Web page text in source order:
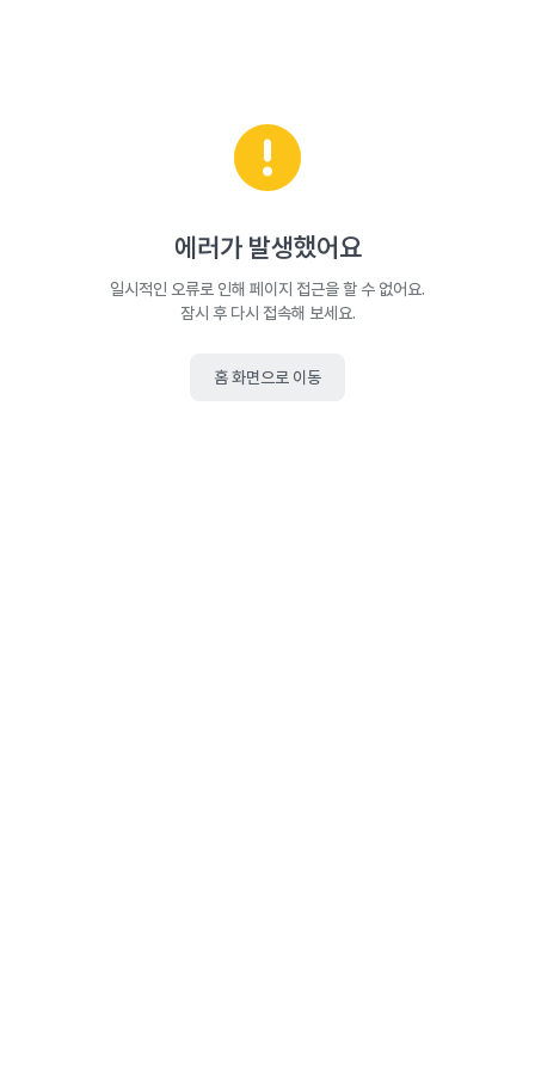
에러가 발생했어요
일시적인 오류로 인해 페이지 접근을 할 수 없어요.
잠시 후 다시 접속해 보세요.
홈 화면으로 이동